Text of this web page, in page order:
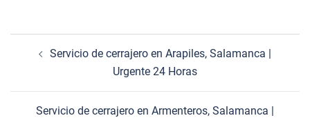
Servicio de cerrajero en Arapiles, Salamanca |
Urgente 24 Horas
Servicio de cerrajero en Armenteros, Salamanca |